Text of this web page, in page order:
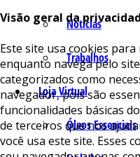
Notícias
Trabalhos
Loja Virtual
Óleos Essenciais
Visão geral da
Este site usa cookies
enquanto navega pelo
categorizados como
navegador, pois são
funcionalidades básicas
de terceiros que nos
você usa este site. Esses